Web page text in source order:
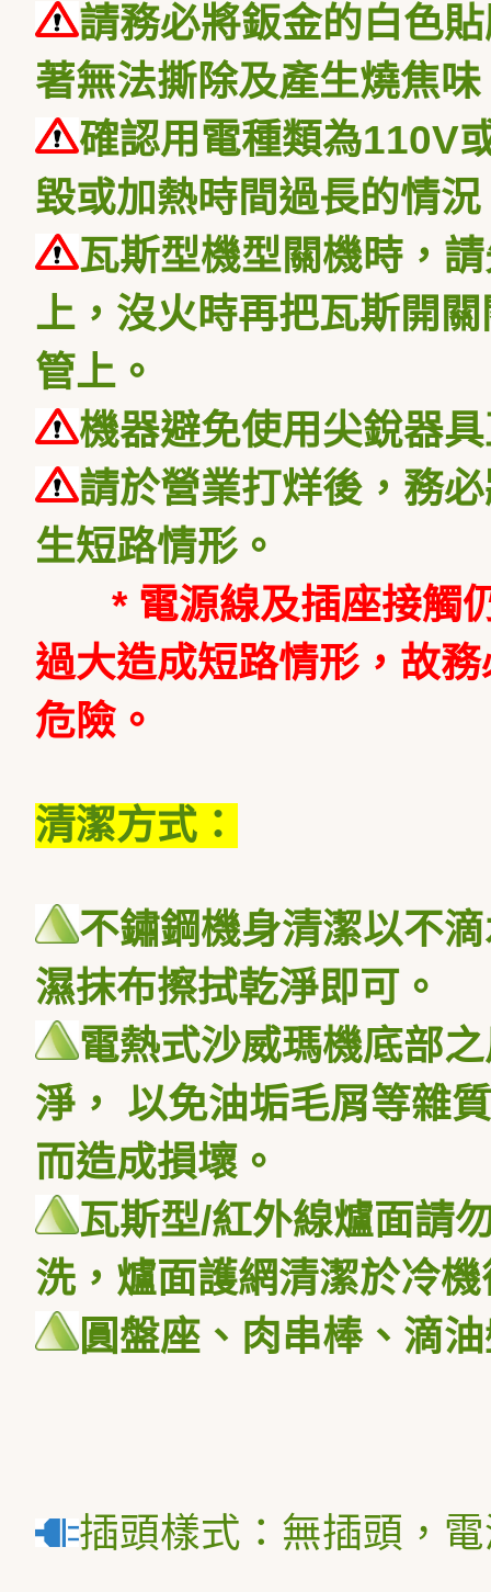
請務必將鈑金的白色
著無法撕除及產生燒焦味
確認用電種類為110V
毀或加熱時間過長的情
瓦斯型機型關機時，
上，沒火時再把瓦斯開
管上。
機器避免使用尖銳器
請於營業打烊後，務
生短路情形。
* 電源線及插座接觸
過大造成短路情形，故
危險。
清潔方式：
不鏽鋼機身清潔以不
濕抹布擦拭乾淨即可。
電熱式沙威瑪機底部
淨， 以免油垢毛屑等雜
而造成損壞。
瓦斯型/紅外線爐面請
洗，爐面護網清潔於冷
圓盤座、肉串棒、滴
插頭樣式：無插頭，